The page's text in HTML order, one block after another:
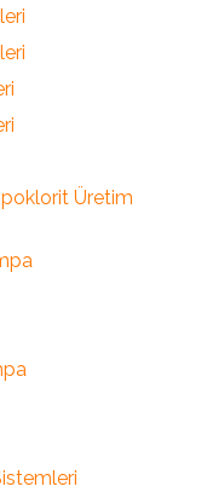
Üretim